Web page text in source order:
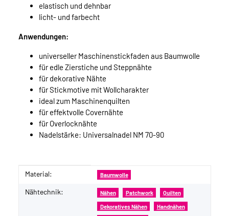
elastisch und dehnbar
licht- und farbecht
Anwendungen:
universeller Maschinenstickfaden aus Baumwolle
für edle Zierstiche und Steppnähte
für dekorative Nähte
für Stickmotive mit Wollcharakter
ideal zum Maschinenquilten
für effektvolle Covernähte
für Overlocknähte
Nadelstärke: Universalnadel NM 70-90
Produkteigenschaft
Wert
Material: Baumwolle
Nähtechnik: Nähen Patchwork Quilten
Dekoratives Nähen Handnähen